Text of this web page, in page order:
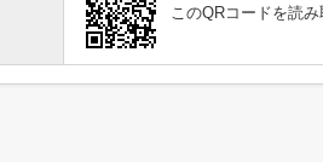
このQRコードを読